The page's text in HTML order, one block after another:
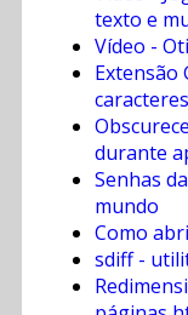
texto e
Vídeo -
Extensão
caracteres
durante
Senhas
mundo
Como
sdiff -